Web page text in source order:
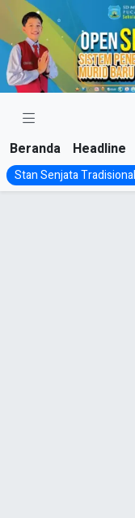
Skip
content
Beranda Headline
Stan Senjata